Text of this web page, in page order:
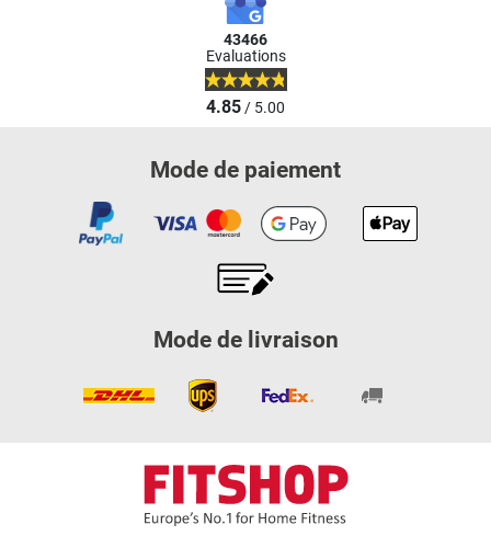
43466
Evaluations
4.85/ 5.00
Mode de paiement
Mode de livraison